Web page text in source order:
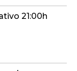
21:00h